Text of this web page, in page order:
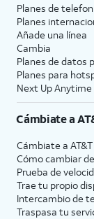
Planes de
Planes
Añade una línea
Cambia
Planes de datos
Planes para
Next Up Anytime
Cámbiate a
Cámbiate a AT&T
Cómo cambiar
Prueba de
Trae tu propio
Intercambio de
Traspasa tu